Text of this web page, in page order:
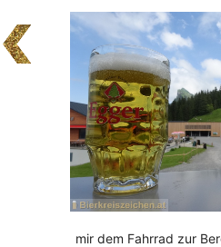
mir dem Fahrrad zur